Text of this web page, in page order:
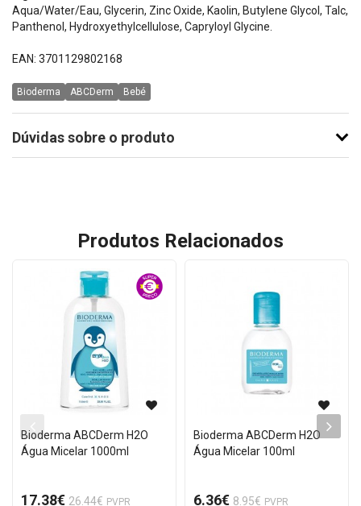
Aqua/Water/Eau, Glycerin, Zinc Oxide, Kaolin, Butylene Glycol, Talc,
Panthenol, Hydroxyethylcellulose, Capryloyl Glycine.
EAN: 3701129802168
Bioderma ABCDerm Bebé
Dúvidas sobre o produto
Produtos Relacionados
Bioderma ABCDerm H2O
Água Micelar 1000ml
17.38€ 26.44€ PVPR
Bioderma ABCDerm H2O
Água Micelar 100ml
6.36€ 8.95€ PVPR